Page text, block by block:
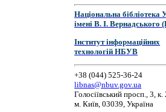
Національна бібліотека
імені В. І.
Інститут інформаційних
технологій НБУВ
+38 (044) 525-36-24
libnas@nbuv.gov.ua
Голосіївський просп., 3, к.
м. Київ, 03039, Україна